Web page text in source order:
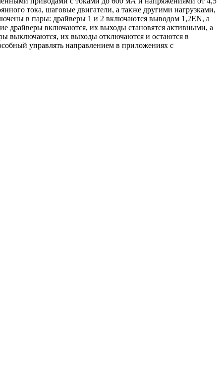
тока, шаговые двигатели, а также другими нагрузками,
в пары: драйверы 1 и 2 включаются выводом 1,2EN, а
драйверы включаются, их выходы становятся активными, а
выключаются, их выходы отключаются и остаются в
управлять направлением в приложениях с